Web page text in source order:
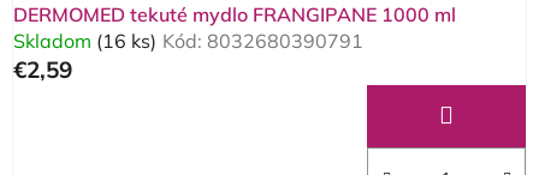
DERMOMED tekuté mydlo FRANGIPANE 1000 ml
Skladom (16 ks) Kód: 8032680390791
€2,59